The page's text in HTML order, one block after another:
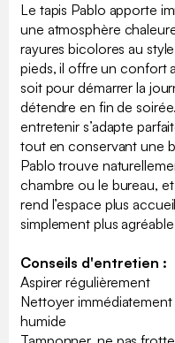
Le tapis Pablo apporte
une atmosphère
rayures bicolores au
pieds, il offre un confort
soit pour démarrer la
détendre en fin de
entretenir s’adapte
tout en conservant une
Pablo trouve
chambre ou le bureau,
rend l’espace plus
simplement plus
Conseils d'entretien :
Aspirer régulièrement
Nettoyer
humide